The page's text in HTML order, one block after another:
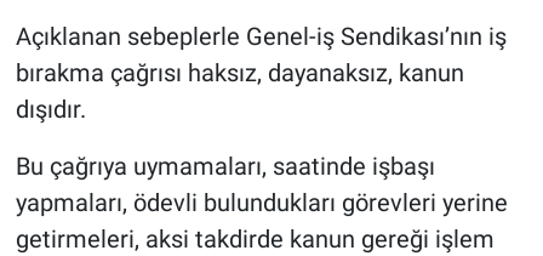
Açıklanan sebeplerle Genel-iş Sendikası’nın iş
bırakma çağrısı haksız, dayanaksız, kanun
dışıdır.
Bu çağrıya uymamaları, saatinde işbaşı
yapmaları, ödevli bulundukları görevleri yerine
getirmeleri, aksi takdirde kanun gereği işlem